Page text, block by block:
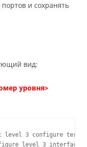
и сохранять
вид:
уровня>
level 3 configure
level 3 interface